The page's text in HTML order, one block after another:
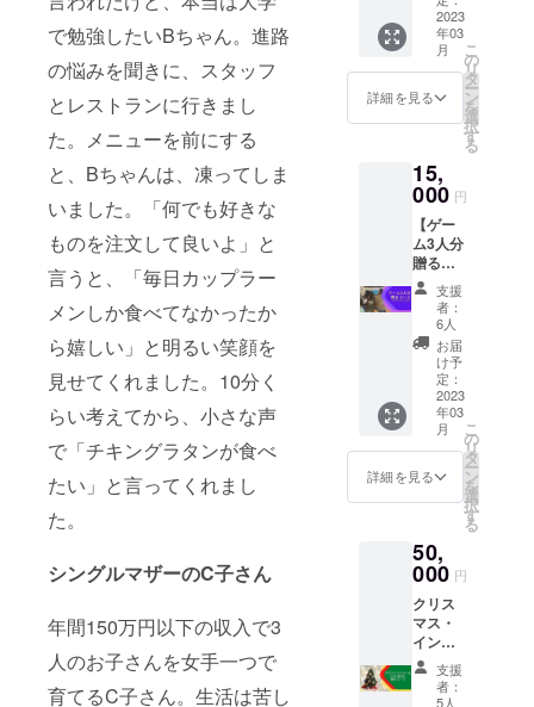
で勉強したいBちゃん。進路
の悩みを聞きに、スタッフ
とレストランに行きまし
た。メニューを前にする
と、Bちゃんは、凍ってしま
いました。「何でも好きな
ものを注文して良いよ」と
言うと、「毎日カップラー
メンしか食べてなかったか
ら嬉しい」と明るい笑顔を
見せてくれました。10分く
らい考えてから、小さな声
で「チキングラタンが食べ
たい」と言ってくれまし
た。
シングルマザーのC子さん
年間150万円以下の収入で3
人のお子さんを女手一つで
育てるC子さん。生活は苦し
告書の
送付
グの手
数料＋
消費税
（計
9.9％）
やWi-Fi
代、ポ
スター
の印刷
費用等
に充て
させて
いただ
きま
す。 ■
ご支援
いただ
いた御
礼に下
記２つ
ターン
をご用
オンラ
イン活
動報告
会への
ご招待
・実施
予定時
期：
2023年
3月頃
・所要
時間
等：1時
活動報
告書の
送付
記２つ
のリ
ターン
をご用
意しま
す。 ①
オンラ
動報告
会への
ご招待
・実施
予定時
期：
2023年
3月頃
・所要
時間
等：1時
間程度
②チョ
イふる
活動報
告書の
送付
2023
年03
月
詳細を見る
こ
の
リ
タ
ー
ン
を
選
択
す
る
15,
000 円
【ゲー
ム3人分
贈る
コー
ス】 ■
ご支援
いただ
いた御
礼に下
記２つ
のリ
ターン
をご用
意しま
す。 ①
オンラ
動報告
会への
ご招待
・実施
予定時
期：
2023年
3月頃
・所要
支援
者：
6人
お届
け予
定：
2023
年03
月
詳細を見る
こ
の
リ
タ
ー
ン
を
選
択
す
る
50,
000 円
クリス
マス・
イン・
ザ・シ
ティ東
支援
者：
5人